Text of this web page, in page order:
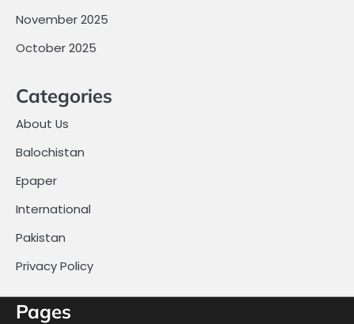
November 2025
October 2025
Categories
About Us
Balochistan
Epaper
International
Pakistan
Privacy Policy
Pages